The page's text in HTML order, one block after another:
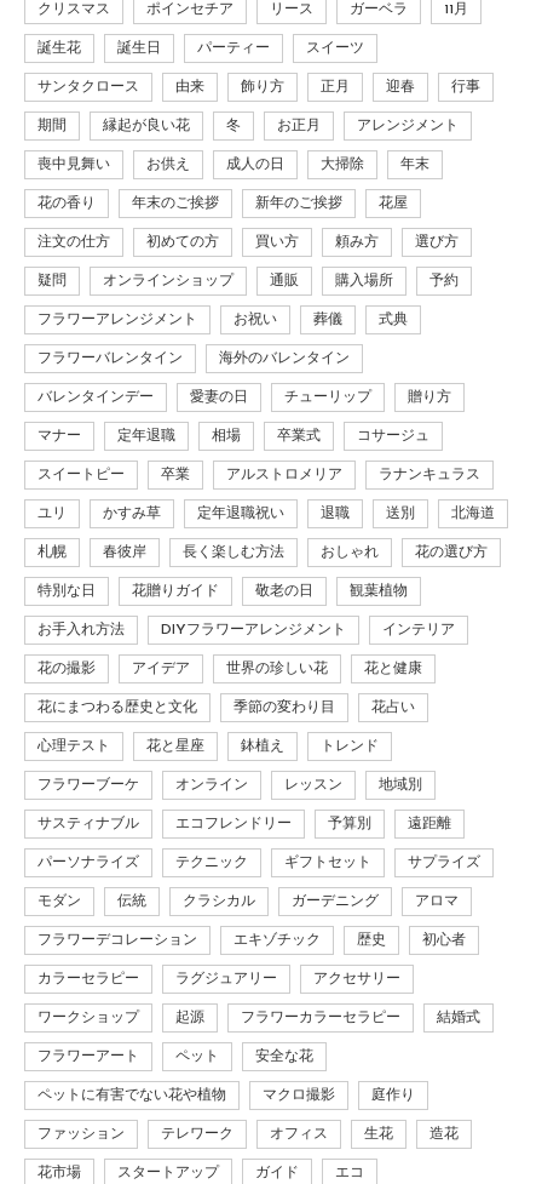
クリスマス ポインセチア リース ガーベラ 11月
誕生花 誕生日 パーティー スイーツ
サンタクロース 由来 飾り方 正月 迎春 行事
期間 縁起が良い花 冬 お正月 アレンジメント
喪中見舞い お供え 成人の日 大掃除 年末
花の香り 年末のご挨拶 新年のご挨拶 花屋
注文の仕方 初めての方 買い方 頼み方 選び方
疑問 オンラインショップ 通販 購入場所 予約
フラワーアレンジメント お祝い 葬儀 式典
フラワーバレンタイン 海外のバレンタイン
バレンタインデー 愛妻の日 チューリップ 贈り方
マナー 定年退職 相場 卒業式 コサージュ
スイートピー 卒業 アルストロメリア ラナンキュラス
ユリ かすみ草 定年退職祝い 退職 送別 北海道
札幌 春彼岸 長く楽しむ方法 おしゃれ 花の選び方
特別な日 花贈りガイド 敬老の日 観葉植物
お手入れ方法 DIYフラワーアレンジメント インテリア
花の撮影 アイデア 世界の珍しい花 花と健康
花にまつわる歴史と文化 季節の変わり目 花占い
心理テスト 花と星座 鉢植え トレンド
フラワーブーケ オンライン レッスン 地域別
サスティナブル エコフレンドリー 予算別 遠距離
パーソナライズ テクニック ギフトセット サプライズ
モダン 伝統 クラシカル ガーデニング アロマ
フラワーデコレーション エキゾチック 歴史 初心者
カラーセラピー ラグジュアリー アクセサリー
ワークショップ 起源 フラワーカラーセラピー 結婚式
フラワーアート ペット 安全な花
ペットに有害でない花や植物 マクロ撮影 庭作り
ファッション テレワーク オフィス 生花 造花
花市場 スタートアップ ガイド エコ